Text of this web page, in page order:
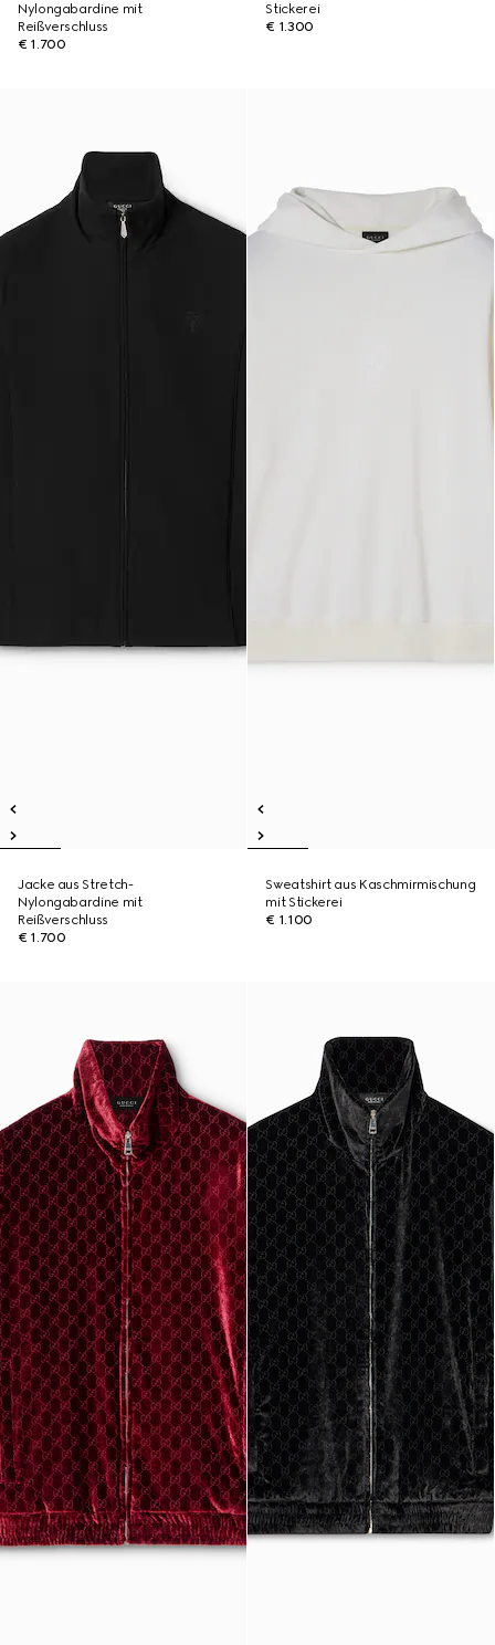
Nylongabardine mit
Reißverschluss
€ 1.700
Stickerei
€ 1.300
Jacke aus Stretch-
Nylongabardine mit
Reißverschluss
€ 1.700
Sweatshirt aus Kaschmirmischung
mit Stickerei
€ 1.100